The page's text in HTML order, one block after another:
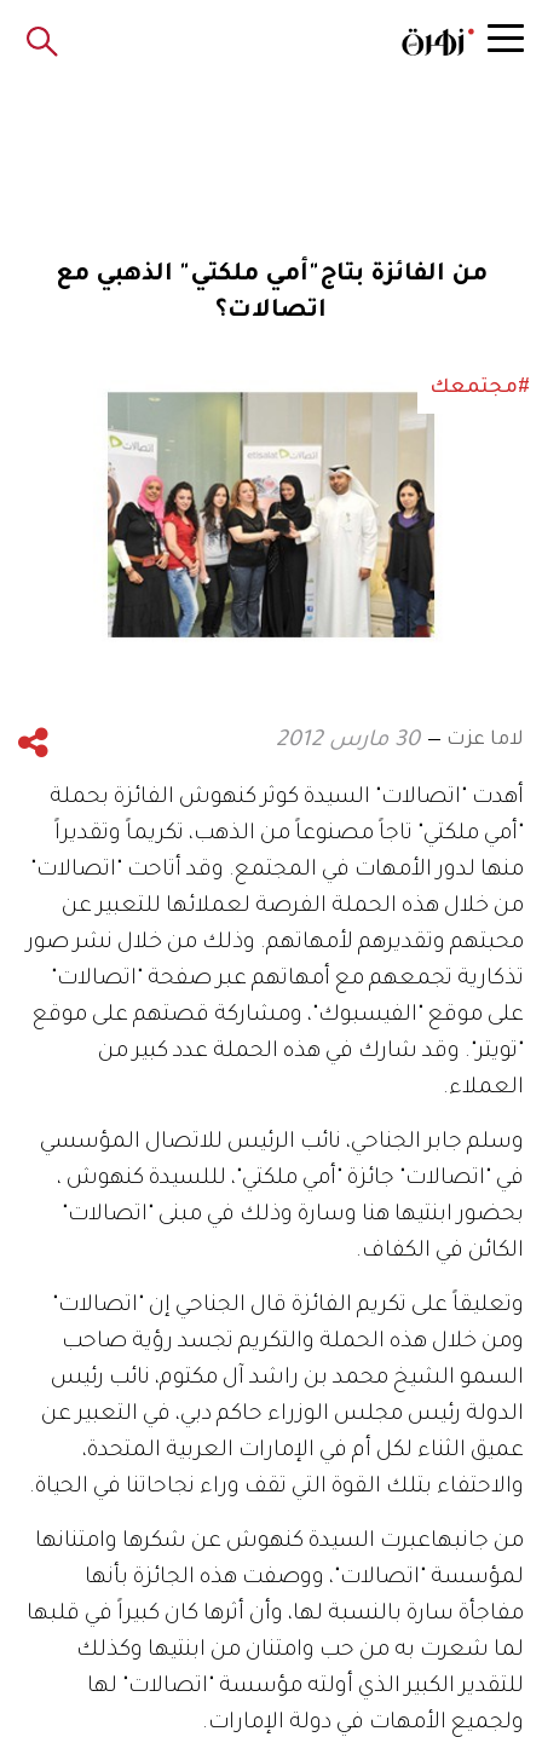
من الفائزة بتاج"أمي ملكتي" الذهبي مع
اتصالات؟
#مجتمعك
لاما عزت 30 مارس 2012
أهدت "اتصالات" السيدة كوثر كنهوش الفائزة بحملة
"أمي ملكتي" تاجاً مصنوعاً من الذهب، تكريماً وتقديراً
منها لدور الأمهات في المجتمع. وقد أتاحت "اتصالات"
من خلال هذه الحملة الفرصة لعملائها للتعبير عن
محبتهم وتقديرهم لأمهاتهم. وذلك من خلال نشر صور
تذكارية تجمعهم مع أمهاتهم عبر صفحة "اتصالات"
على موقع "الفيسبوك"، ومشاركة قصتهم على موقع
"تويتر". وقد شارك في هذه الحملة عدد كبير من
العملاء.
وسلم جابر الجناحي، نائب الرئيس للاتصال المؤسسي
في "اتصالات" جائزة "أمي ملكتي"، لللسيدة كنهوش ،
بحضور ابنتيها هنا وسارة وذلك في مبنى "اتصالات"
الكائن في الكفاف .
وتعليقاً على تكريم الفائزة قال الجناحي إن "اتصالات"
ومن خلال هذه الحملة والتكريم تجسد رؤية صاحب
السمو الشيخ محمد بن راشد آل مكتوم، نائب رئيس
الدولة رئيس مجلس الوزراء حاكم دبي، في التعبير عن
عميق الثناء لكل أم في الإمارات العربية المتحدة،
والاحتفاء بتلك القوة التي تقف وراء نجاحاتنا في الحياة.
من جانبهاعبرت السيدة كنهوش عن شكرها وامتنانها
لمؤسسة "اتصالات"، ووصفت هذه الجائزة بأنها
مفاجأة سارة بالنسبة لها، وأن أثرها كان كبيراً في قلبها
لما شعرت به من حب وامتنان من ابنتيها وكذلك
للتقدير الكبير الذي أولته مؤسسة "اتصالات" لها
ولجميع الأمهات في دولة الإمارات .